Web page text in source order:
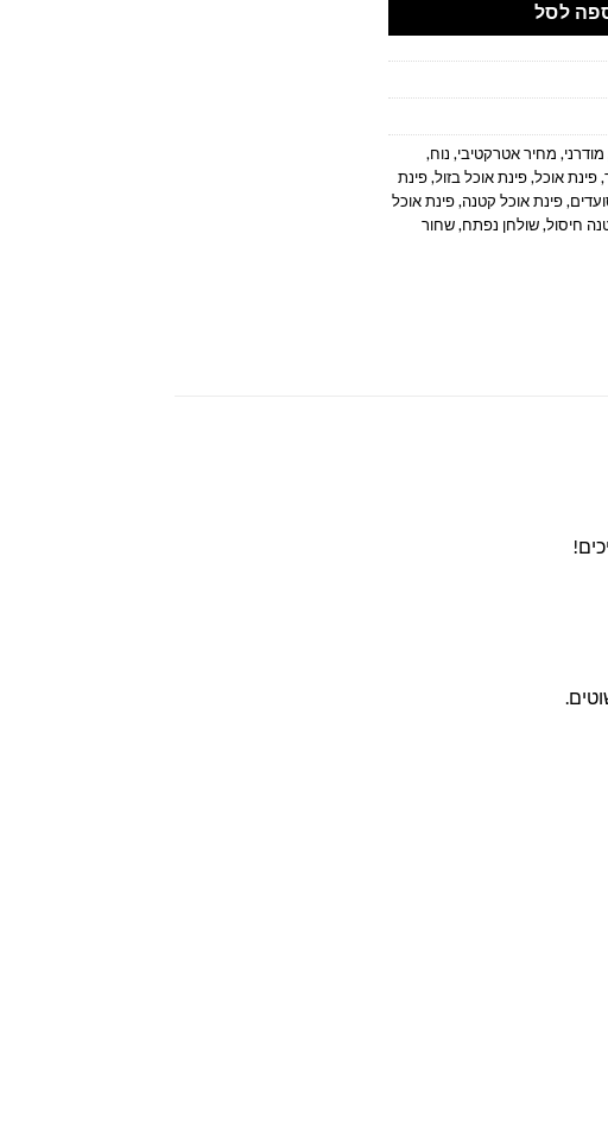
לסל
מודרני, מחיר אטרקטיבי, נוח,
,פינת אוכל,פינת אוכל בזול,פינת
,פינת אוכל קטנה,פינת אוכל
חיסול,שולחן נפתח,שחור